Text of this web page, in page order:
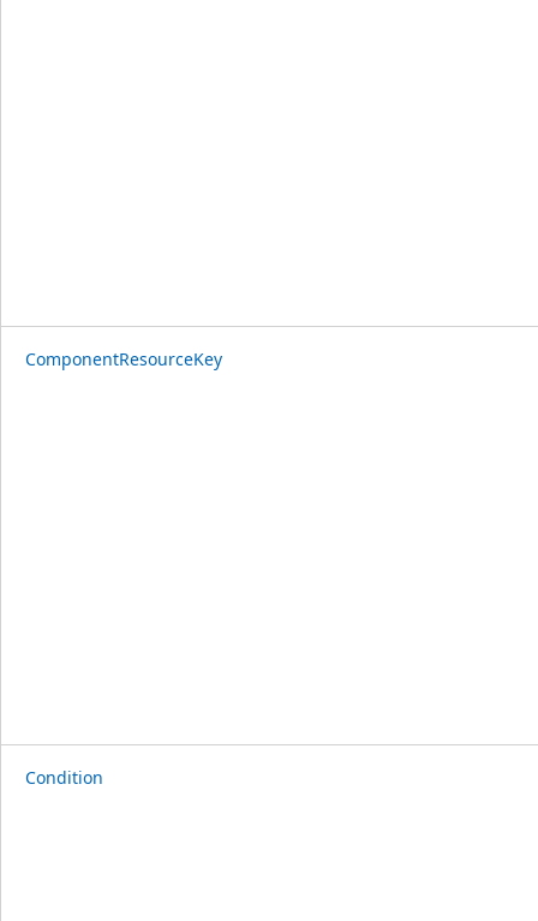
ComponentResourceKey
Condition